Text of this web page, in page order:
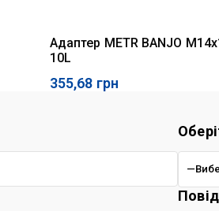
Адаптер METR BANJO
10L
355,68 грн